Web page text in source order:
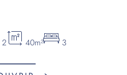
2 40m² 3